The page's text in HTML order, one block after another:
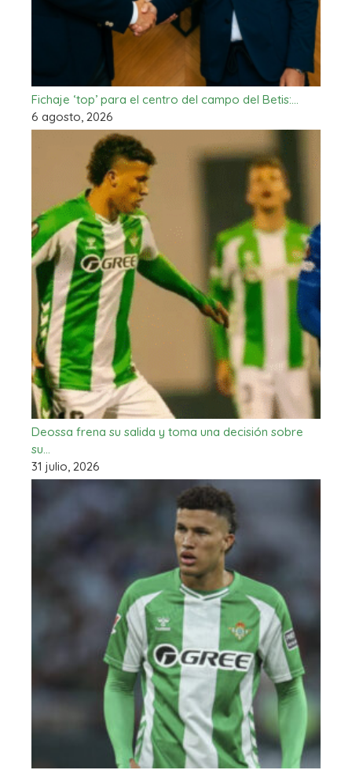
Fichaje ‘top’ para el centro del campo del Betis:…
6 agosto, 2026
Deossa frena su salida y toma una decisión sobre
su…
31 julio, 2026